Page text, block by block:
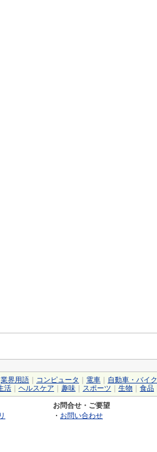
業界用語 コンピュータ 電車 自動車・バイク
活 ヘルスケア 趣味 スポーツ 生物 食品
お問合せ・ご要望
・ お問い合わせ